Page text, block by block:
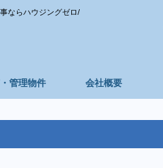
ならハウジングゼロ/
管理物件 会社概要